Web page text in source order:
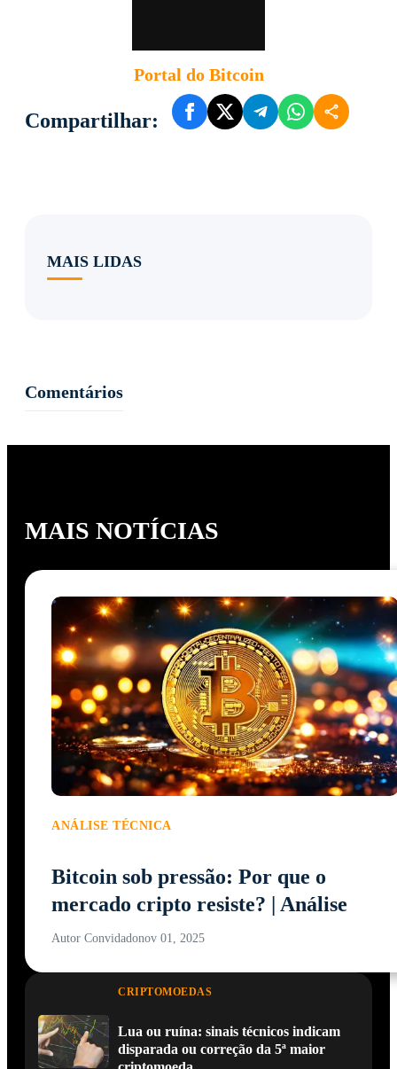
Portal do Bitcoin
Compartilhar:
MAIS LIDAS
Comentários
MAIS NOTÍCIAS
ANÁLISE TÉCNICA
Bitcoin sob pressão: Por que o
mercado cripto resiste? | Análise
Autor Convidadonov 01, 2025
CRIPTOMOEDAS
Lua ou ruína: sinais técnicos indicam
disparada ou correção da 5ª maior